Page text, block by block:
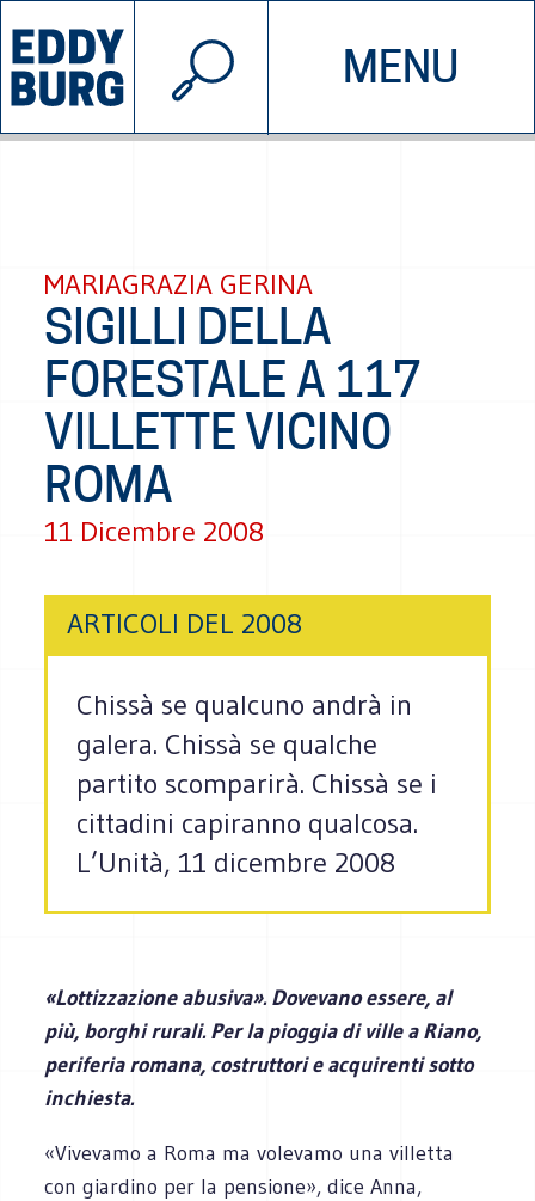
MENU
INIZIATIVE CHI SIAMO
© 2026 EDDYBURG
MARIAGRAZIA GERINA
SIGILLI DELLA
FORESTALE A 117
VILLETTE VICINO
ROMA
11 Dicembre 2008
ARTICOLI DEL 2008
Chissà se qualcuno andrà in
galera. Chissà se qualche
partito scomparirà. Chissà se i
cittadini capiranno qualcosa.
L’Unità, 11 dicembre 2008
«Lottizzazione abusiva». Dovevano essere, al
più, borghi rurali. Per la pioggia di ville a Riano,
periferia romana, costruttori e acquirenti sotto
inchiesta.
«Vivevamo a Roma ma volevamo una villetta
con giardino per la pensione», dice Anna,